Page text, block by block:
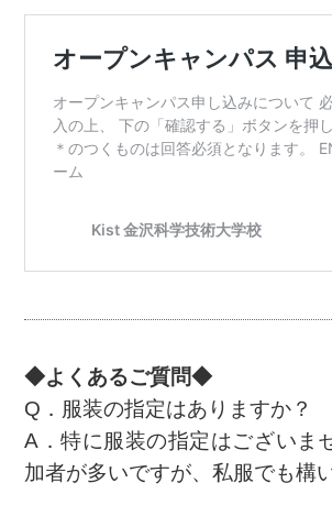
◆よくあるご質問◆
Q．服装の指定はありますか？
A．特に服装の指定はございま
加者が多いですが、私服でも構